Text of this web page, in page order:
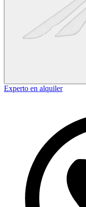
Experto en alquiler